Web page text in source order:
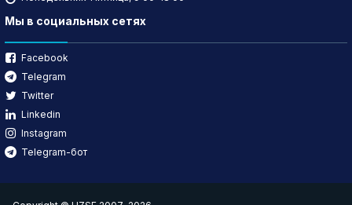
Мы в социальных сетях
Facebook
Telegram
Twitter
Linkedin
Instagram
Telegram-бот